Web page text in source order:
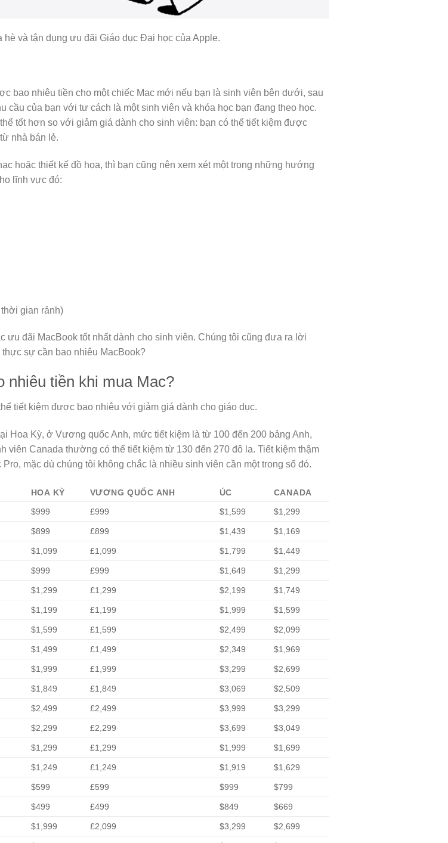
và tận dụng ưu đãi Giáo dục Đại học của Apple.
bao nhiêu tiền cho một chiếc Mac mới nếu bạn là sinh viên bên dưới, sau
cầu của bạn với tư cách là một sinh viên và khóa học bạn đang theo học.
tốt hơn so với giảm giá dành cho sinh viên: bạn có thể tiết kiệm được
nhà bán lẻ.
hoặc thiết kế đồ họa, thì bạn cũng nên xem xét một trong những hướng
lĩnh vực đó:
gian rảnh)
đãi MacBook tốt nhất dành cho sinh viên. Chúng tôi cũng đưa ra lời
sự cần bao nhiêu MacBook?
nhiêu tiền khi mua Mac?
tiết kiệm được bao nhiêu với giảm giá dành cho giáo dục.
Hoa Kỳ, ở Vương quốc Anh, mức tiết kiệm là từ 100 đến 200 bảng Anh,
viên Canada thường có thể tiết kiệm từ 130 đến 270 đô la. Tiết kiệm thậm
mặc dù chúng tôi không chắc là nhiều sinh viên cần một trong số đó.
HOA KỲ VƯƠNG QUỐC ANH ÚC
CANADA
$999 £999 $1,599 $1,299
$899 £899 $1,439 $1,169
$1,099 £1,099 $1,799 $1,449
$999 £999 $1,649 $1,299
$1,299 £1,299 $2,199 $1,749
$1,199 £1,199 $1,999 $1,599
$1,599 £1,599 $2,499 $2,099
$1,499 £1,499 $2,349 $1,969
$1,999 £1,999 $3,299 $2,699
$1,849 £1,849 $3,069 $2,509
$2,499 £2,499 $3,999 $3,299
$2,299 £2,299 $3,699 $3,049
$1,299 £1,299 $1,999 $1,699
$1,249 £1,249 $1,919 $1,629
$599 £599 $999 $799
$499 £499 $849 $669
$1,999 £2,099 $3,299 $2,699